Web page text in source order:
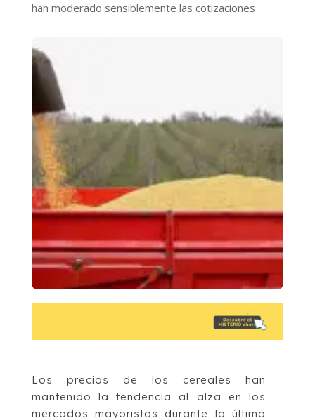
han moderado sensiblemente las cotizaciones
Los precios de los cereales han
mantenido la tendencia al alza en los
mercados mayoristas durante la última